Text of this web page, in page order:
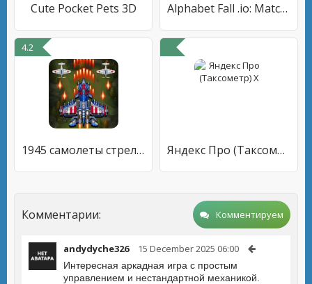
Cute Pocket Pets 3D Alphabet Fall .io: Match Race
4.2
1945 самолеты стрелялки Яндекс Про (Таксометр) Х
Комментарии: Комментируем
andydyche326 15 December 2025 06:00
Интересная аркадная игра с простым
управлением и нестандартной механикой.